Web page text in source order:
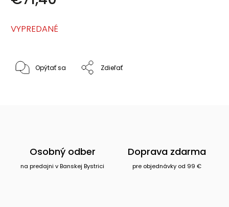
VYPREDANÉ
Opýtať sa Zdieľať
Osobný odber
na predajni v Banskej Bystrici
Doprava zdarma
pre objednávky od 99 €